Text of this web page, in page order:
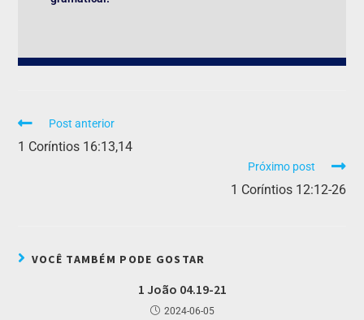
Post anterior
1 Coríntios 16:13,14
Próximo post
1 Coríntios 12:12-26
VOCÊ TAMBÉM PODE GOSTAR
1 João 04.19-21
2024-06-05